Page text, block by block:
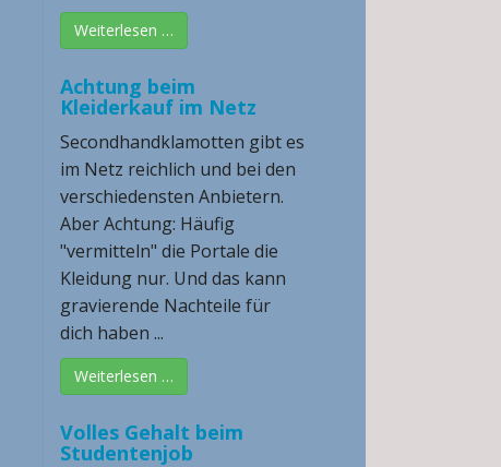
Weiterlesen …
Achtung beim
Kleiderkauf im Netz
Secondhandklamotten gibt es
im Netz reichlich und bei den
verschiedensten Anbietern.
Aber Achtung: Häufig
"vermitteln" die Portale die
Kleidung nur. Und das kann
gravierende Nachteile für
dich haben ...
Weiterlesen …
Volles Gehalt beim
Studentenjob